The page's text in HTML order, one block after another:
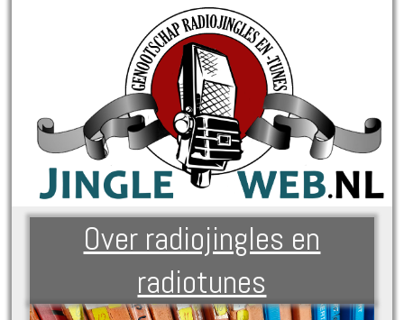
Over radiojingles en
radiotunes